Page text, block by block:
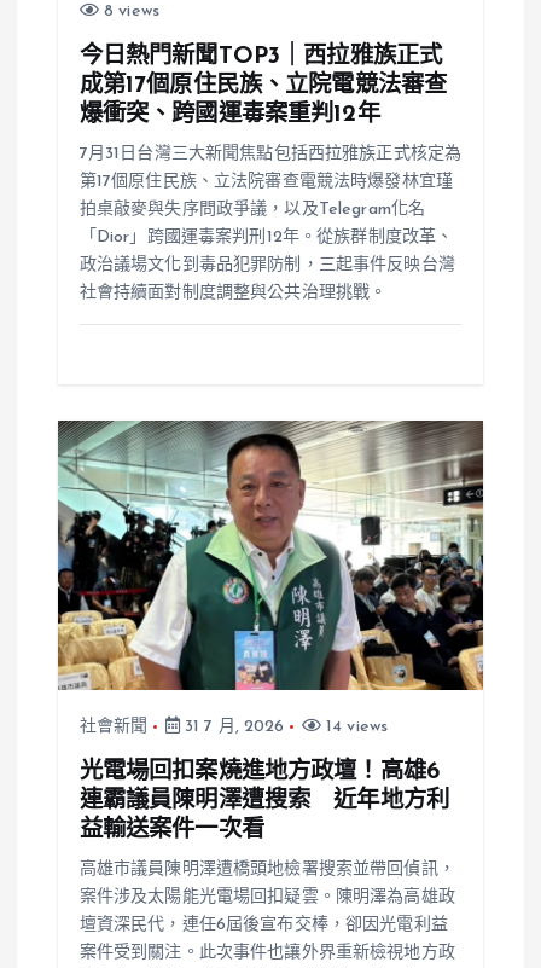
8 views
今日熱門新聞TOP3｜西拉雅族正式
成第17個原住民族、立院電競法審查
爆衝突、跨國運毒案重判12年
7月31日台灣三大新聞焦點包括西拉雅族正式核定為
第17個原住民族、立法院審查電競法時爆發林宜瑾
拍桌敲麥與失序問政爭議，以及Telegram化名
「Dior」跨國運毒案判刑12年。從族群制度改革、
政治議場文化到毒品犯罪防制，三起事件反映台灣
社會持續面對制度調整與公共治理挑戰。
社會新聞 31 7 月, 2026 14 views
光電場回扣案燒進地方政壇！高雄6
連霸議員陳明澤遭搜索 近年地方利
益輸送案件一次看
高雄市議員陳明澤遭橋頭地檢署搜索並帶回偵訊，
案件涉及太陽能光電場回扣疑雲。陳明澤為高雄政
壇資深民代，連任6屆後宣布交棒，卻因光電利益
案件受到關注。此次事件也讓外界重新檢視地方政